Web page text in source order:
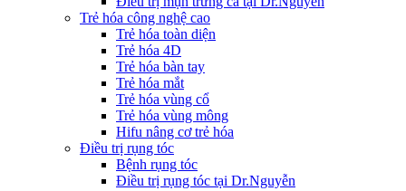
Trẻ hóa công nghệ cao
Trẻ hóa toàn diện
Trẻ hóa 4D
Trẻ hóa bàn tay
Trẻ hóa mắt
Trẻ hóa vùng cổ
Trẻ hóa vùng mông
Hifu nâng cơ trẻ hóa
Điều trị rụng tóc
Bệnh rụng tóc
Điều trị rụng tóc tại Dr.Nguyễn